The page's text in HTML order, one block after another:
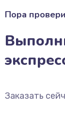
Пора
Заказать